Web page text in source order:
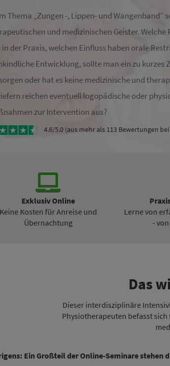
Thema „Zungen -, Lippen- und Wangenband“
und medizinischen Geister. Welche
in der Praxis, welchen Einfluss haben orale
Entwicklung, sollte man ein zu kurzes
oder hat es keine medizinische und
reichen eventuell logopädische oder
zur Intervention aus?
4.6/5.0 (aus mehr als 113 Bewertungen bei
Exklusiv Online
Keine Kosten für Anreise und
Übernachtung
Lerne von
-
Das
Dieser interdisziplinäre
Physiotherapeuten befasst
Ein Großteil der Online-Seminare stehen